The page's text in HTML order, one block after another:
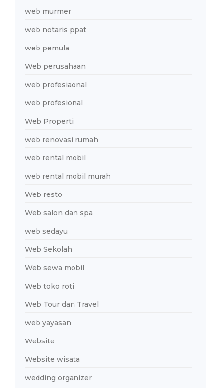
web murmer
web notaris ppat
web pemula
Web perusahaan
web profesiaonal
web profesional
Web Properti
web renovasi rumah
web rental mobil
web rental mobil murah
Web resto
Web salon dan spa
web sedayu
Web Sekolah
Web sewa mobil
Web toko roti
Web Tour dan Travel
web yayasan
Website
Website wisata
wedding organizer